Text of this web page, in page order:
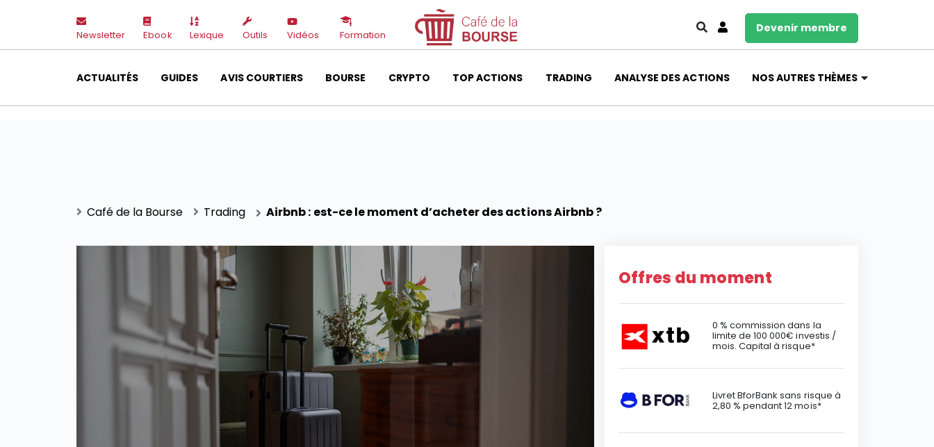
Newsletter Ebook Lexique Outils Vidéos Formation
Devenir membre
ACTUALITÉS GUIDES AVIS COURTIERS BOURSE CRYPTO TOP ACTIONS TRADING ANALYSE DES ACTIONS NOS AUTRES THÈMES
Café de la Bourse Trading Airbnb : est-ce le moment d’acheter des actions Airbnb ?
Offres du moment
0 % commission dans la
limite de 100 000€ investis /
mois. Capital à risque*
Livret BforBank sans risque à
2,80 % pendant 12 mois*